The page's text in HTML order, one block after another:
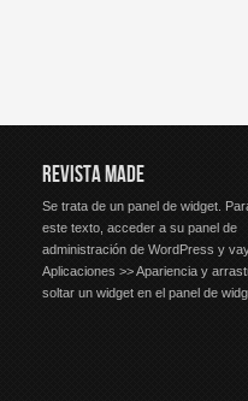
REVISTA MADE
Se trata de un panel de widget.
este texto, acceder a su panel de
administración de WordPress y
Aplicaciones >> Apariencia y
soltar un widget en el panel de